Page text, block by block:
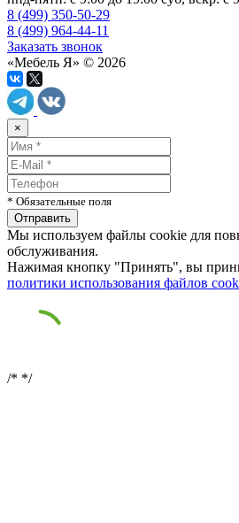
8 (499) 350-50-29
8 (499) 964-44-11
Заказать звонок
«Мебель Я» © 2026
×
* Обязательные поля
Мы используем файлы cookie для
обслуживания.
Нажимая кнопку "Принять", вы
политики использования файлов
/* */